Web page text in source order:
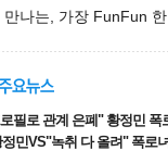
만나는, 가장 FunFun
필로 관계 은폐" 황정민 폭
민VS"녹취 다 올려" 폭로